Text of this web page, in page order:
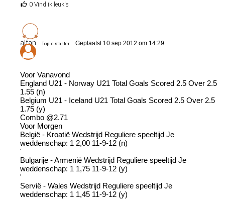
0 Vind ik leuk's
alfan Topic starter Geplaatst 10 sep 2012 om 14:29
Voor Vanavond
England U21 - Norway U21 Total Goals Scored 2.5 Over 2.5
1.55 (n)
Belgium U21 - Iceland U21 Total Goals Scored 2.5 Over 2.5
1.75 (y)
Combo @2.71
Voor Morgen
België - Kroatië Wedstrijd Reguliere speeltijd Je
weddenschap: 1 2,00 11-9-12 (n)
'
Bulgarije - Armenië Wedstrijd Reguliere speeltijd Je
weddenschap: 1 1,75 11-9-12 (y)
'
Servië - Wales Wedstrijd Reguliere speeltijd Je
weddenschap: 1 1,45 11-9-12 (y)